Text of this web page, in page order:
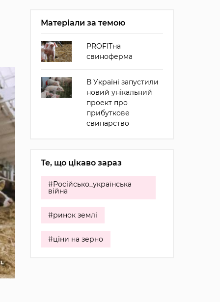
Матеріали за темою
PROFITна
свиноферма
В Україні запустили
новий унікальний
проект про
прибуткове
свинарство
Те, що цікаво зараз
#Російсько_українська
війна
#ринок землі
#ціни на зерно